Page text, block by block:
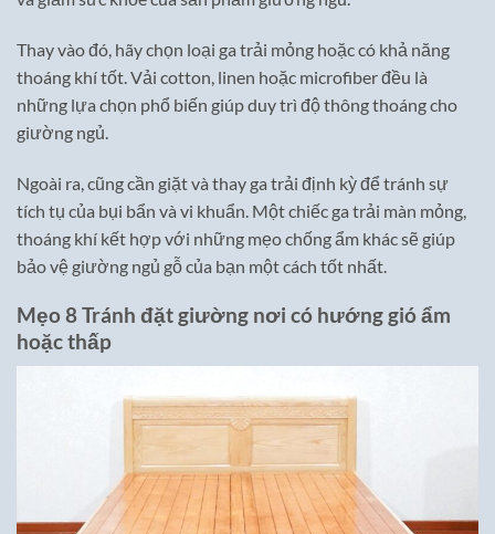
Thay vào đó, hãy chọn loại ga trải mỏng hoặc có khả năng
thoáng khí tốt. Vải cotton, linen hoặc microfiber đều là
những lựa chọn phổ biến giúp duy trì độ thông thoáng cho
giường ngủ.
Ngoài ra, cũng cần giặt và thay ga trải định kỳ để tránh sự
tích tụ của bụi bẩn và vi khuẩn. Một chiếc ga trải màn mỏng,
thoáng khí kết hợp với những mẹo chống ẩm khác sẽ giúp
bảo vệ giường ngủ gỗ của bạn một cách tốt nhất.
Mẹo 8 Tránh đặt giường nơi có hướng gió ẩm
hoặc thấp